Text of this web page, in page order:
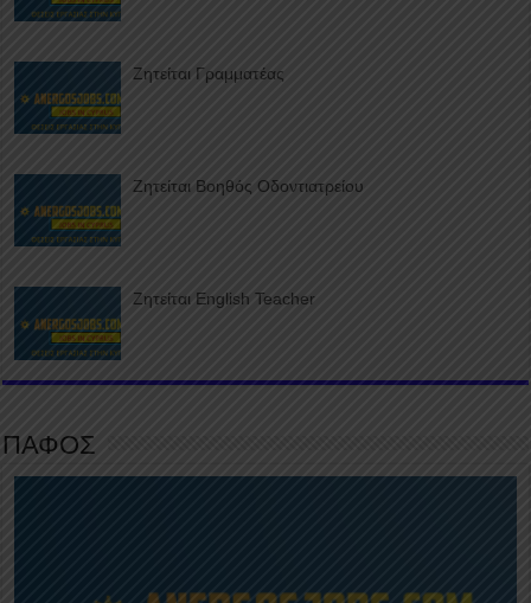
Ζητείται Γραμματέας
Ζητείται Βοηθός Οδοντιατρείου
Ζητείται English Teacher
ΠΑΦΟΣ